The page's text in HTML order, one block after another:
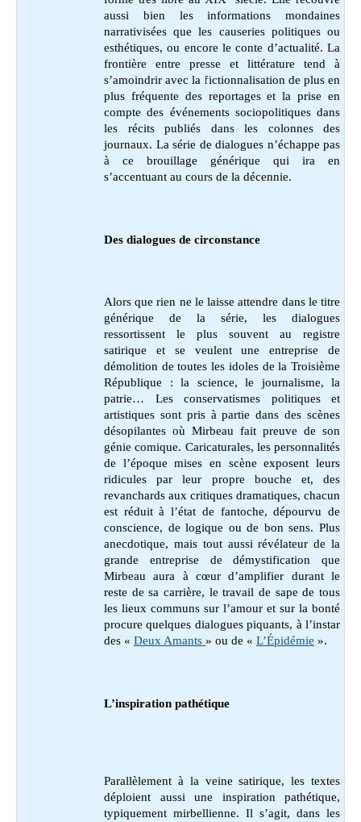
aussi bien les informations mondaines
narrativisées que les causeries politiques ou
esthétiques, ou encore le conte d’actualité. La
frontière entre presse et littérature tend à
s’amoindrir avec la fictionnalisation de plus en
plus fréquente des reportages et la prise en
compte des événements sociopolitiques dans
les récits publiés dans les colonnes des
journaux. La série de dialogues n’échappe pas
à ce brouillage générique qui ira en
s’accentuant au cours de la décennie.
Des dialogues de circonstance
Alors que rien ne le laisse attendre dans le titre
générique de la série, les dialogues
ressortissent le plus souvent au registre
satirique et se veulent une entreprise de
démolition de toutes les idoles de la Troisième
République : la science, le journalisme, la
patrie… Les conservatismes politiques et
artistiques sont pris à partie dans des scènes
désopilantes où Mirbeau fait preuve de son
génie comique. Caricaturales, les personnalités
de l’époque mises en scène exposent leurs
ridicules par leur propre bouche et, des
revanchards aux critiques dramatiques, chacun
est réduit à l’état de fantoche, dépourvu de
conscience, de logique ou de bon sens. Plus
anecdotique, mais tout aussi révélateur de la
grande entreprise de démystification que
Mirbeau aura à cœur d’amplifier durant le
reste de sa carrière, le travail de sape de tous
les lieux communs sur l’amour et sur la bonté
procure quelques dialogues piquants, à l’instar
des « Deux Amants » ou de « L’Épidémie ».
L’inspiration pathétique
Parallèlement à la veine satirique, les textes
déploient aussi une inspiration pathétique,
typiquement mirbellienne. Il s’agit, dans les